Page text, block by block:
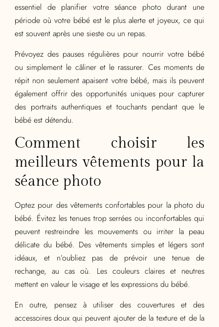
essentiel de planifier votre séance photo durant une
période où votre bébé est le plus alerte et joyeux, ce qui
est souvent après une sieste ou un repas.
Prévoyez des pauses régulières pour nourrir votre bébé
ou simplement le câliner et le rassurer. Ces moments de
répit non seulement apaisent votre bébé, mais ils peuvent
également offrir des opportunités uniques pour capturer
des portraits authentiques et touchants pendant que le
bébé est détendu.
Comment choisir les
meilleurs vêtements pour la
séance photo
Optez pour des vêtements confortables pour la photo du
bébé. Évitez les tenues trop serrées ou inconfortables qui
peuvent restreindre les mouvements ou irriter la peau
délicate du bébé. Des vêtements simples et légers sont
idéaux, et n’oubliez pas de prévoir une tenue de
rechange, au cas où. Les couleurs claires et neutres
mettent en valeur le visage et les expressions du bébé.
En outre, pensez à utiliser des couvertures et des
accessoires doux qui peuvent ajouter de la texture et de la